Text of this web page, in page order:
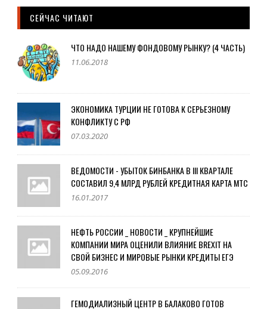
СЕЙЧАС ЧИТАЮТ
ЧТО НАДО НАШЕМУ ФОНДОВОМУ РЫНКУ? (4 ЧАСТЬ)
11.06.2018
ЭКОНОМИКА ТУРЦИИ НЕ ГОТОВА К СЕРЬЕЗНОМУ
КОНФЛИКТУ С РФ
07.03.2020
ВЕДОМОСТИ - УБЫТОК БИНБАНКА В III КВАРТАЛЕ
СОСТАВИЛ 9,4 МЛРД РУБЛЕЙ КРЕДИТНАЯ КАРТА МТС
16.01.2017
НЕФТЬ РОССИИ _ НОВОСТИ _ КРУПНЕЙШИЕ
КОМПАНИИ МИРА ОЦЕНИЛИ ВЛИЯНИЕ BREXIT НА
СВОЙ БИЗНЕС И МИРОВЫЕ РЫНКИ КРЕДИТЫ ЕГЭ
05.09.2016
ГЕМОДИАЛИЗНЫЙ ЦЕНТР В БАЛАКОВО ГОТОВ